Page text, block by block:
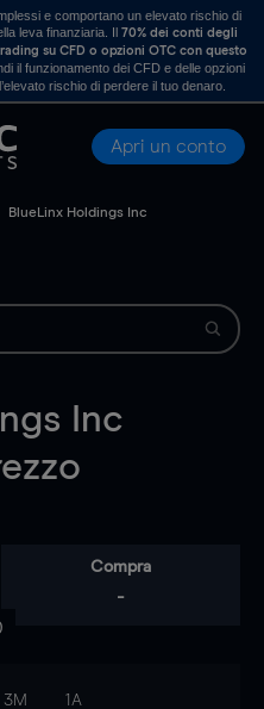
e comportano un elevato rischio di
leva finanziaria. Il70% dei conti degli
su CFD o opzioni OTC con questo
il funzionamento dei CFD e delle opzioni
rischio di perdere il tuo denaro.
Apri un conto
BlueLinx Holdings Inc
Inc
Compra
-
3M 1A